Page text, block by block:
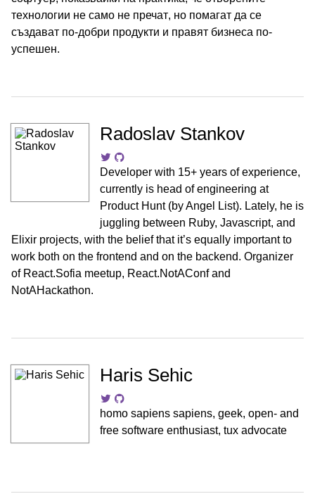
технологии не само не пречат, но помагат да се
създават по-добри продукти и правят бизнеса по-
успешен.
Radoslav Stankov
Developer with 15+ years of experience,
currently is head of engineering at
Product Hunt (by Angel List). Lately, he is
juggling between Ruby, Javascript, and
Elixir projects, with the belief that it’s equally important to
work both on the frontend and on the backend. Organizer
of React.Sofia meetup, React.NotAConf and
NotAHackathon.
Haris Sehic
homo sapiens sapiens, geek, open- and
free software enthusiast, tux advocate